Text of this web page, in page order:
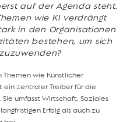
auf der Agenda steht.
wie KI verdrängt
in den Organisationen
bestehen, um sich
wie Künstlicher
ein zentraler Treiber für die
umfasst Wirtschaft, Soziales
Erfolg als auch zu